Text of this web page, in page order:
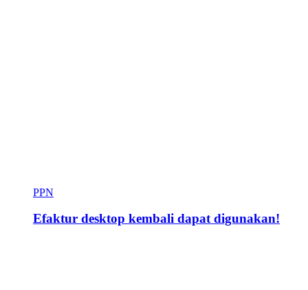
PPN
Efaktur desktop kembali dapat digunakan!